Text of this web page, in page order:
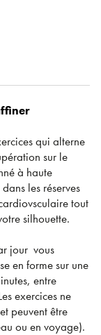
qui alterne
sur le
à haute
les réserves
tout
silhouette.
jour vous
en forme sur une
entre
exercices ne
peuvent être
ou en voyage).